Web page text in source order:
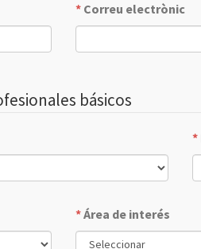
* Correu electrònic
básicos
*
*Área de interés